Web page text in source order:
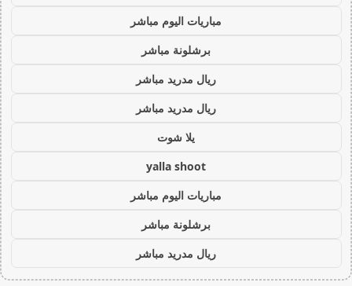
مباريات اليوم مباشر
برشلونة مباشر
ريال مدريد مباشر
ريال مدريد مباشر
يلا شوت
yalla shoot
مباريات اليوم مباشر
برشلونة مباشر
ريال مدريد مباشر